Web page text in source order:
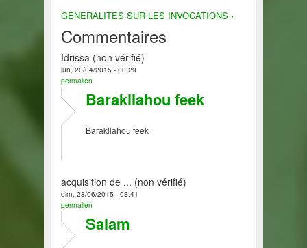
GENERALITES SUR LES INVOCATIONS ›
Commentaires
Idrissa (non vérifié)
lun, 20/04/2015 - 00:29
permalien
Barakllahou feek
Barakllahou feek
acquisition de ... (non vérifié)
dim, 28/06/2015 - 08:41
permalien
Salam